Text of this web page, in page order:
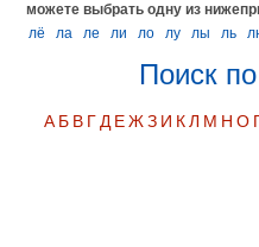
можете выбрать одну из
лё
ла ле ли ло лу лы ль
Поиск
А Б В Г Д Е Ж З И К Л М Н О